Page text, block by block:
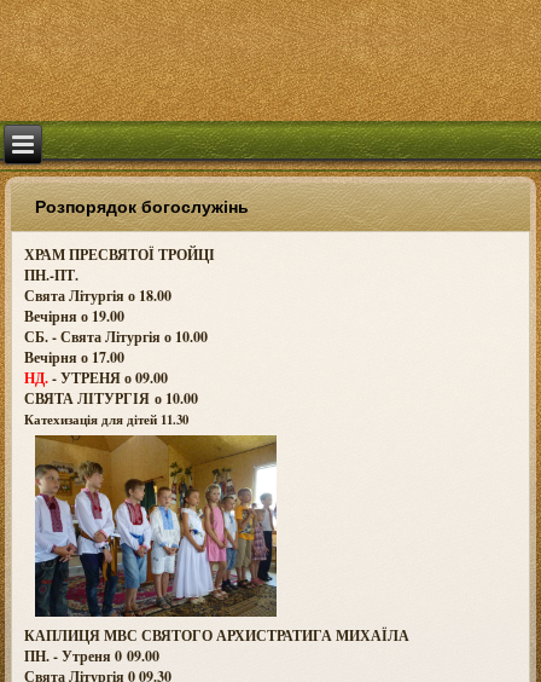
Розпорядок богослужінь
ХРАМ ПРЕСВЯТОЇ ТРОЙЦІ
ПН.-ПТ.
Свята Літургія о 18.00
Вечірня о 19.00
СБ. - Свята Літургія о 10.00
Вечірня о 17.00
НД.- УТРЕНЯ о 09.00
СВЯТА ЛІТУРГІЯ о 10.00
Катехизація для дітей 11.30
КАПЛИЦЯ МВС СВЯТОГО АРХИСТРАТИГА МИХАЇЛА
ПН. - Утреня 0 09.00
Свята Літургія 0 09.30